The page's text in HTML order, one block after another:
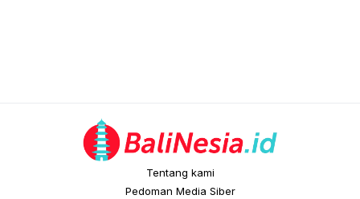
Tentang kami
Pedoman Media Siber